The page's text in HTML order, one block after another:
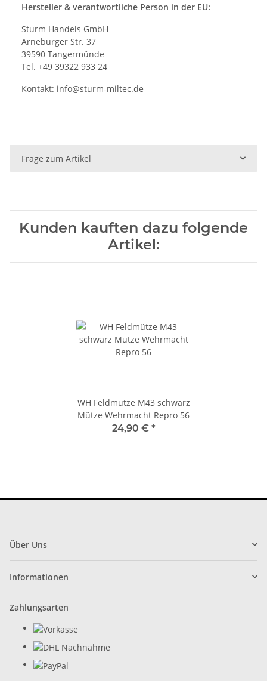
Hersteller & verantwortliche Person in der EU:
Sturm Handels GmbH
Arneburger Str. 37
39590 Tangermünde
Tel. +49 39322 933 24
Kontakt: info@sturm-miltec.de
Frage zum Artikel
Kunden kauften dazu folgende
Artikel:
WH Feldmütze M43 schwarz
Mütze Wehrmacht Repro 56
24,90 € *
Über Uns
Informationen
Zahlungsarten